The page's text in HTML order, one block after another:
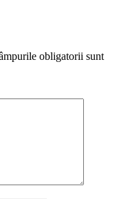
obligatorii sunt